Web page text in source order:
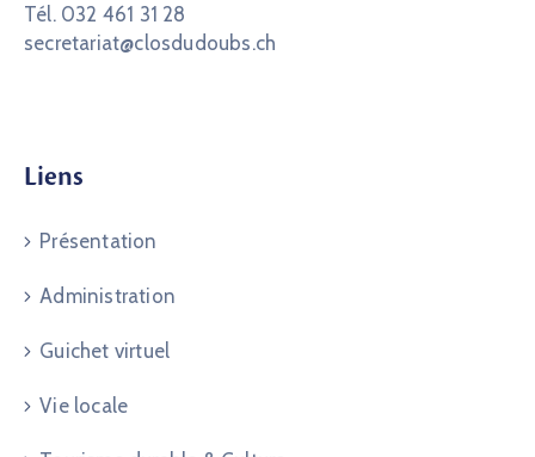
Tél. 032 461 31 28
secretariat@closdudoubs.ch
Liens
Présentation
Administration
Guichet virtuel
Vie locale